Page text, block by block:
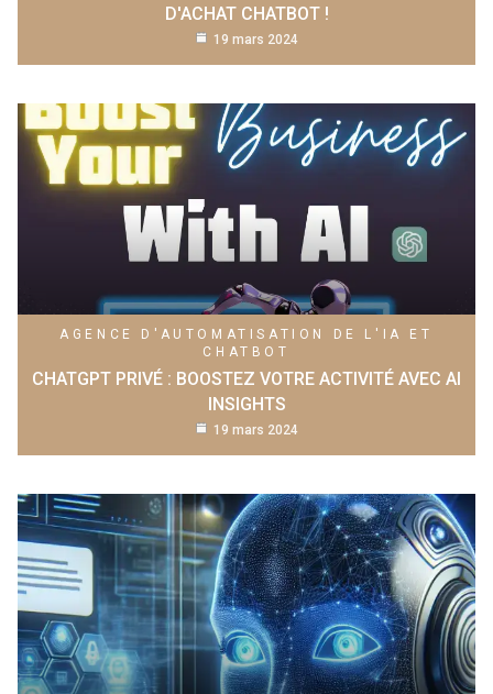
D'ACHAT CHATBOT !
19 mars 2024
AGENCE D'AUTOMATISATION DE L'IA ET
CHATBOT
CHATGPT PRIVÉ : BOOSTEZ VOTRE ACTIVITÉ AVEC AI
INSIGHTS
19 mars 2024